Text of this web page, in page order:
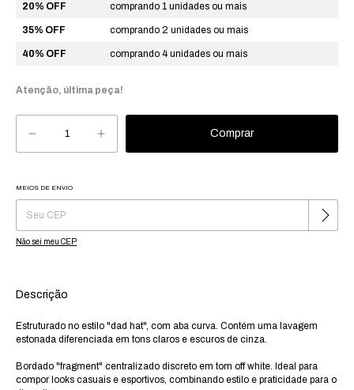
20% OFF comprando 1 unidades ou mais
35% OFF comprando 2 unidades ou mais
40% OFF comprando 4 unidades ou mais
Atenção, última peça!
Entregas para o CEP:
MEIOS DE ENVIO
Não sei meu CEP
Descrição
Estruturado no estilo "dad hat", com aba curva. Contém uma lavagem
estonada diferenciada em tons claros e escuros de cinza.
Bordado "fragment" centralizado discreto em tom off white. Ideal para
compor looks casuais e esportivos, combinando estilo e praticidade para o